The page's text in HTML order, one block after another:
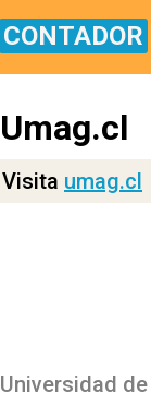
CONTADOR
Umag.cl
Visita umag.cl
Universidad